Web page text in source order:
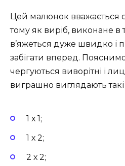
Цей малюнок
тому як виріб, виконане в
в’яжеться дуже швидко і
забігати вперед.
чергуються виворітні і
виграшно виглядають такі
1 х 1;
1 х 2;
2 х 2;